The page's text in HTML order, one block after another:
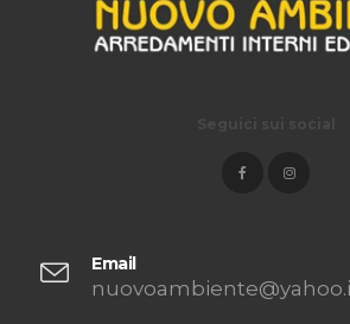
Email